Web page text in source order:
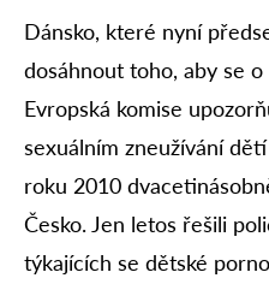
Dánsko, které nyní
dosáhnout toho, aby se
Evropská komise
sexuálním zneužívání
roku 2010
Česko. Jen letos řešili
týkajících se dětské